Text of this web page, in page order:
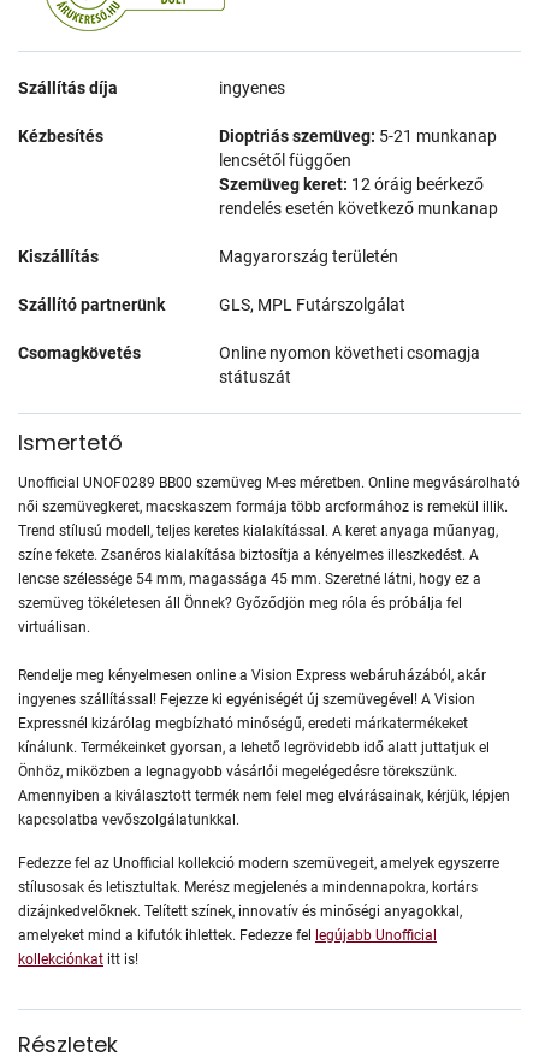
Szállítás díja ingyenes
Kézbesítés Dioptriás szemüveg: 5-21 munkanap
lencsétől függően
Szemüveg keret: 12 óráig beérkező
rendelés esetén következő munkanap
Kiszállítás Magyarország területén
Szállító partnerünk GLS, MPL Futárszolgálat
Csomagkövetés
Online nyomon követheti csomagja
státuszát
Ismertető
Unofficial UNOF0289 BB00 szemüveg M-es méretben. Online megvásárolható
női szemüvegkeret, macskaszem formája több arcformához is remekül illik.
Trend stílusú modell, teljes keretes kialakítással. A keret anyaga műanyag,
színe fekete. Zsanéros kialakítása biztosítja a kényelmes illeszkedést. A
lencse szélessége 54 mm, magassága 45 mm. Szeretné látni, hogy ez a
szemüveg tökéletesen áll Önnek? Győződjön meg róla és próbálja fel
virtuálisan.
Rendelje meg kényelmesen online a Vision Express webáruházából, akár
ingyenes szállítással! Fejezze ki egyéniségét új szemüvegével! A Vision
Expressnél kizárólag megbízható minőségű, eredeti márkatermékeket
kínálunk. Termékeinket gyorsan, a lehető legrövidebb idő alatt juttatjuk el
Önhöz, miközben a legnagyobb vásárlói megelégedésre törekszünk.
Amennyiben a kiválasztott termék nem felel meg elvárásainak, kérjük, lépjen
kapcsolatba vevőszolgálatunkkal.
Fedezze fel az Unofficial kollekció modern szemüvegeit, amelyek egyszerre
stílusosak és letisztultak. Merész megjelenés a mindennapokra, kortárs
dizájnkedvelőknek. Telített színek, innovatív és minőségi anyagokkal,
amelyeket mind a kifutók ihlettek. Fedezze fel
legújabb Unofficial
kollekciónkat itt is!
Részletek